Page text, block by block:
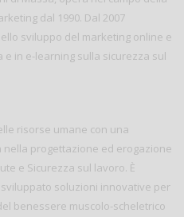
dal 1990. Dal 2007
sviluppo del marketing online e
in e-learning sulla sicurezza sul
risorse umane con una
progettazione ed erogazione
e Sicurezza sul lavoro. È
soluzioni innovative per
benessere muscolo-scheletrico